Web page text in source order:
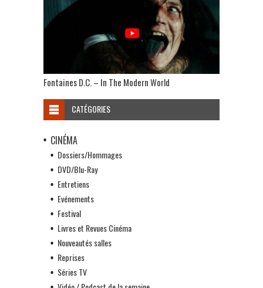
Fontaines D.C. – In The Modern World
CATÉGORIES
CINÉMA
Dossiers/Hommages
DVD/Blu-Ray
Entretiens
Evénements
Festival
Livres et Revues Cinéma
Nouveautés salles
Reprises
Séries TV